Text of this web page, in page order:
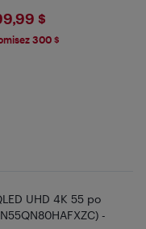
$
300 $
UHD 4K 55 po
-